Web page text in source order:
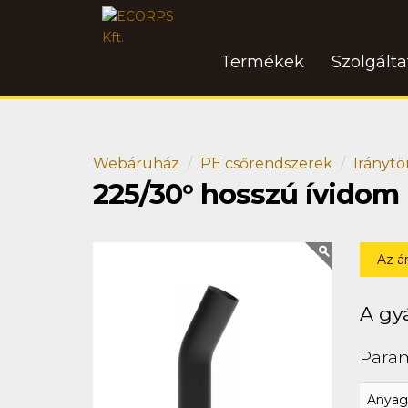
Termékek
Webáruház PE csőrendszerek
225/30° hosszú ívidom
Az
A
Anyag